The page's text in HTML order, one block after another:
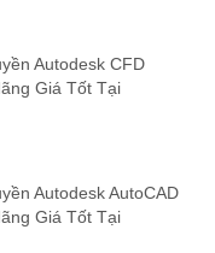
Autodesk CFD
Giá Tốt Tại
Autodesk AutoCAD
Giá Tốt Tại